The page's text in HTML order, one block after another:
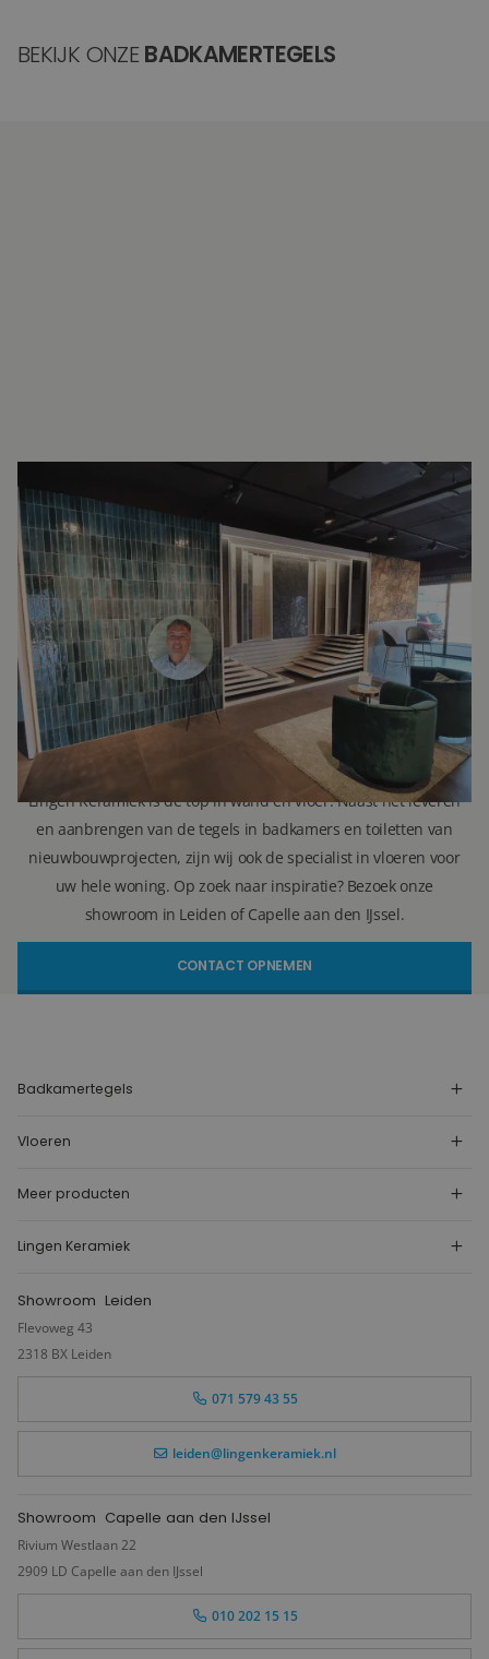
BEKIJK ONZE BADKAMERTEGELS
INTERESSE? LAAT UW GEGEVENS ACHTER EN
WE ZIEN U SNEL IN DE SHOWROOM!
Raymond van Dijk
Verkoopadviseur
071 579 43 55
(Leiden)
010 202 15 15
(Capelle aan den IJssel)
info@lingenkeramiek.nl
Lingen Keramiek is de top in wand en vloer. Naast het leveren
en aanbrengen van de tegels in badkamers en toiletten van
nieuwbouwprojecten, zijn wij ook de specialist in vloeren voor
uw hele woning. Op zoek naar inspiratie? Bezoek onze
showroom in Leiden of Capelle aan den IJssel.
CONTACT OPNEMEN
Badkamertegels
Vloeren
Meer producten
Lingen Keramiek
Showroom Leiden
Flevoweg 43
2318 BX Leiden
071 579 43 55
leiden@lingenkeramiek.nl
Showroom Capelle aan den IJssel
Rivium Westlaan 22
2909 LD Capelle aan den IJssel
010 202 15 15